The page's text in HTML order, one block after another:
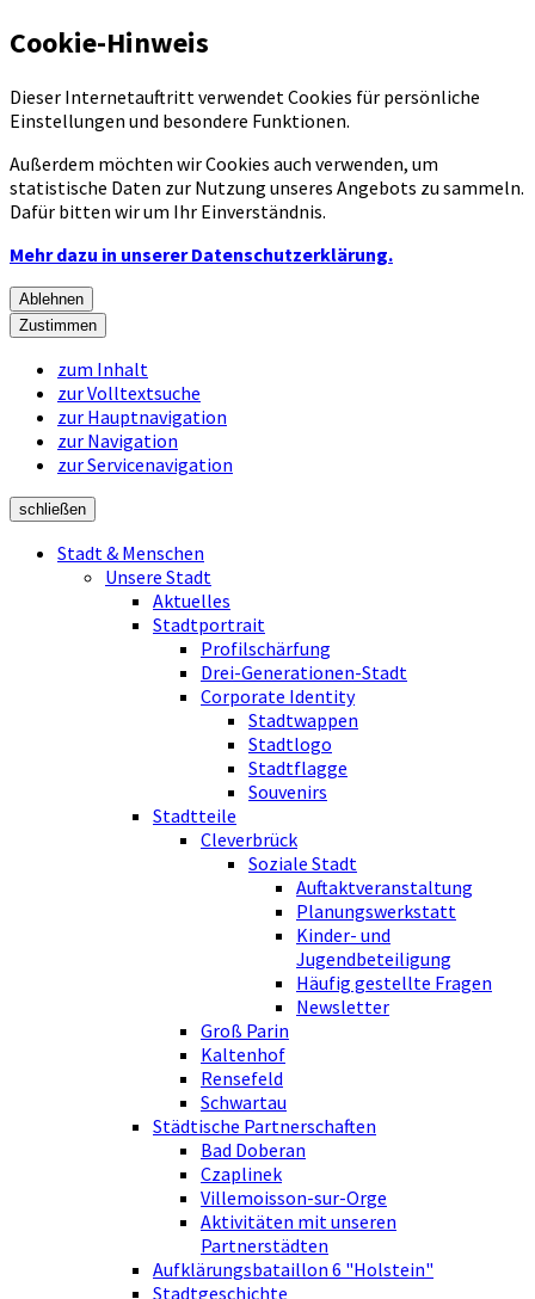
Cookie-Hinweis
Dieser Internetauftritt verwendet Cookies für persönliche
Einstellungen und besondere Funktionen.
Außerdem möchten wir Cookies auch verwenden, um
statistische Daten zur Nutzung unseres Angebots zu sammeln.
Dafür bitten wir um Ihr Einverständnis.
Mehr dazu in unserer Datenschutzerklärung.
Ablehnen
Zustimmen
zum Inhalt
zur Volltextsuche
zur Hauptnavigation
zur Navigation
zur Servicenavigation
schließen
Stadt & Menschen
Unsere Stadt
Aktuelles
Stadtportrait
Profilschärfung
Drei-Generationen-Stadt
Corporate Identity
Stadtwappen
Stadtlogo
Stadtflagge
Souvenirs
Stadtteile
Cleverbrück
Soziale Stadt
Auftaktveranstaltung
Planungswerkstatt
Kinder- und
Jugendbeteiligung
Häufig gestellte Fragen
Newsletter
Groß Parin
Kaltenhof
Rensefeld
Schwartau
Städtische Partnerschaften
Bad Doberan
Czaplinek
Villemoisson-sur-Orge
Aktivitäten mit unseren
Partnerstädten
Aufklärungsbataillon 6 "Holstein"
Stadtgeschichte